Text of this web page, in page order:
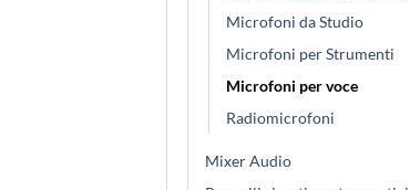
Microfoni da Studio
Microfoni per Strumenti
Microfoni per voce
Radiomicrofoni
Mixer Audio